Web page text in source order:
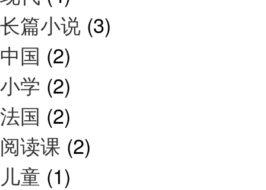
长篇小说 (3)
中国 (2)
小学 (2)
法国 (2)
阅读课 (2)
儿童 (1)